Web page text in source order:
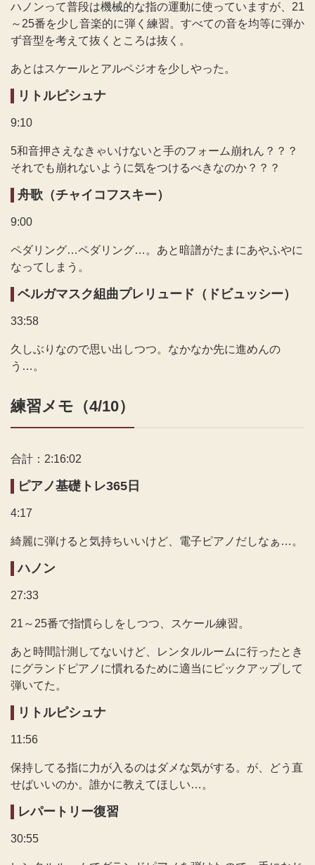
ハノンって普段は機械的な指の運動に使っていますが、21
～25番を少し音楽的に弾く練習。すべての音を均等に弾か
ず音型を考えて抜くところは抜く。
あとはスケールとアルペジオを少しやった。
リトルピシュナ
9:10
5和音押さえなきゃいけないと手のフォーム崩れん？？？
それでも崩れないように気をつけるべきなのか？？？
舟歌（チャイコフスキー）
9:00
ペダリング…ペダリング…。あと暗譜がたまにあやふやに
なってしまう。
ベルガマスク組曲プレリュード（ドビュッシー）
33:58
久しぶりなので思い出しつつ。なかなか先に進めんの
う…。
練習メモ（4/10）
合計：2:16:02
ピアノ基礎トレ365日
4:17
綺麗に弾けると気持ちいいけど、電子ピアノだしなぁ…。
ハノン
27:33
21～25番で指慣らしをしつつ、スケール練習。
あと時間計測してないけど、レンタルルームに行ったとき
にグランドピアノに慣れるために適当にピックアップして
弾いてた。
リトルピシュナ
11:56
保持してる指に力が入るのはダメな気がする。が、どう直
せばいいのか。誰かに教えてほしい…。
レパートリー復習
30:55